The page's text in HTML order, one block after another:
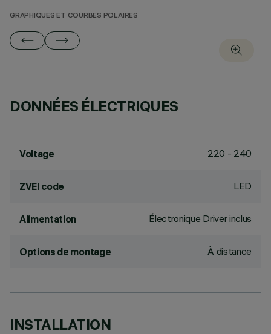
GRAPHIQUES ET COURBES POLAIRES
DONNÉES ÉLECTRIQUES
Voltage 220 - 240
ZVEI code LED
Alimentation Électronique Driver inclus
Options de montage À distance
INSTALLATION